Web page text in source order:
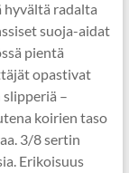
hyvältä radalta
suoja-aidat
pientä
opastivat
–
koirien taso
3/8 sertin
Erikoisuus